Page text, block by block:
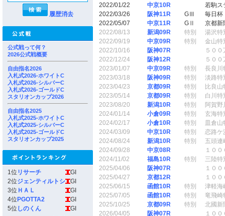
履歴消去
公式戦って何？
2026公式戦概要
自由指名2026
入札式2026-ホワイトC
入札式2026-シルバーC
入札式2026-ゴールドC
スタリオンカップ2026
自由指名2025
入札式2025-ホワイトC
入札式2025-シルバーC
入札式2025-ゴールドC
スタリオンカップ2025
1位 リサーチ
GI
2位ジェンティルトシ
GI
3位 ＨＡＬ
GI
4位 PGOTTA2
GI
5位 しのくん
GI
2022/01/22
中京10R
若駒ス
2022/03/26
阪神11R GⅢ
毎日杯
2022/05/07
中京11R GⅡ
京都新
2022/08/13
新潟09R 特別
湯沢特
2022/09/19
中京09R 特別
金山特
2022/10/16
阪神07R
５０
2022/12/24
阪神12R
５０
2023/01/07
中京09R 特別
長良川
2023/03/18
阪神09R 特別
淡路特
2023/04/23
京都09R 特別
比良山
2023/05/14
京都09R 特別
白川特
2023/08/20
新潟10R 特別
阿賀野
2024/01/14
小倉09R 特別
玄海特
2024/02/17
小倉10R 特別
皿倉山
2024/03/09
中京10R 特別
恋路ケ
2024/08/24
新潟10R 特別
五頭連
2024/09/28
中京08R
１０
2024/11/02
福島10R 特別
三陸特
2025/04/06
阪神07R
１０
2025/04/27
京都12R
１０
2025/06/15
函館10R 特別
津軽海
2025/07/05
函館10R 特別
竜飛崎
2025/10/25
京都09R 特別
北國新
2026/04/05
阪神07R
１０